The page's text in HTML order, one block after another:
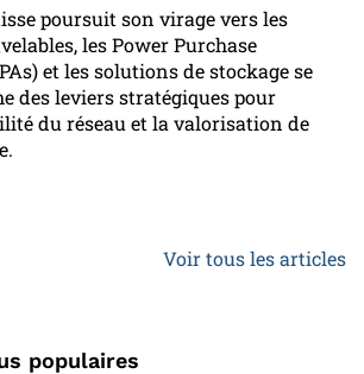
poursuit son virage vers les
les Power Purchase
et les solutions de stockage se
des leviers stratégiques pour
du réseau et la valorisation de
Voir tous les articles
populaires